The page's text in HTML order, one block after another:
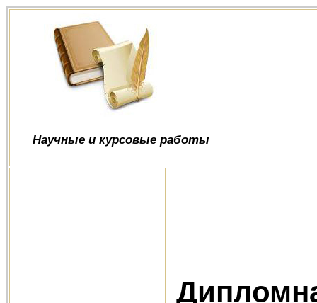
Научные и курсовые работы